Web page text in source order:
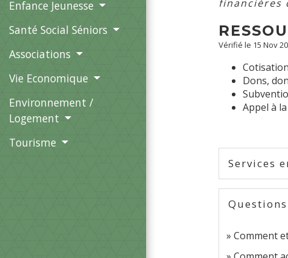
Enfance Jeunesse
Santé Social Séniors
Associations
Vie Economique
Environnement /
Logement
Tourisme
financières
Vérifié le 15 Nov
Dons,
Appel à
Services
Questions
Comment